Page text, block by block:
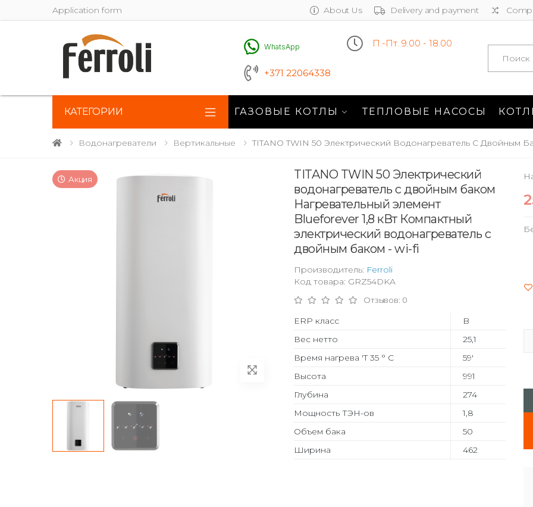
Application form About Us Delivery and payment
WhatsApp
+371 22064338
П.-Пт. 9.00 - 18.00 Search
КАТЕГОРИИ ГАЗОВЫЕ КОТЛЫ ТЕПЛОВЫЕ НАСОСЫ
Водонагреватели Вертикальные TITANO TWIN 50 Электрический Водонагреватель С Двойным
Акция
TITANO TWIN 50 Электрический
водонагреватель с двойным баком
Нагревательный элемент
Blueforever 1,8 кВт Компактный
электрический водонагреватель с
двойным баком - wi-fi
Производитель: Ferroli
Код товара: GRZ54DKA
Отзывов: 0
ERP класс
B
Вес нетто
25,1
Время нагрева 'T 35 ° C
59'
Высота
991
Глубина
274
Мощность ТЭН-ов
1,8
Объем бака
50
Ширина
462